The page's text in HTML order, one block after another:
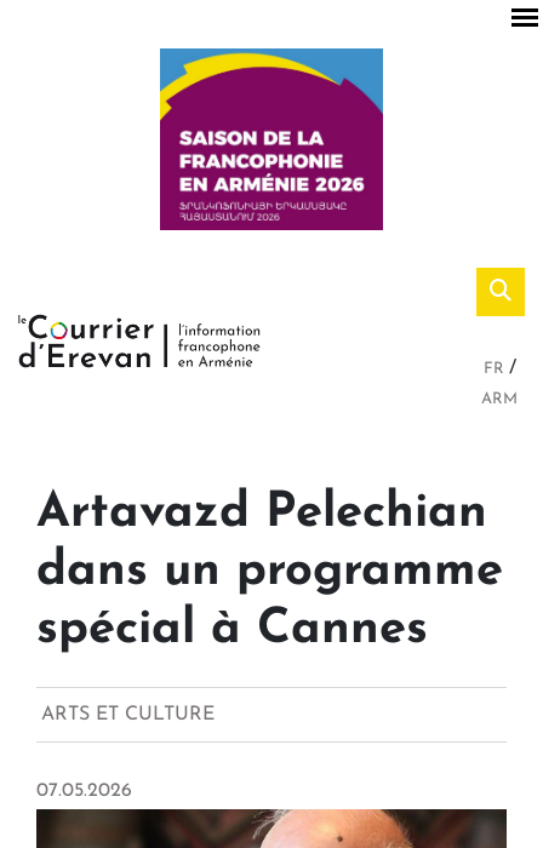
FR
ARM
Artavazd Pelechian
dans un programme
spécial à Cannes
ARTS ET CULTURE
07.05.2026